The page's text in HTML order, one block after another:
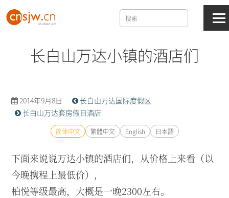
长白山万达小镇的酒店们
2014年9月8日
长白山万达国际度假区
长白山万达套房假日酒店
简体中文 繁體中文 English 日本語
下面来说说万达小镇的酒店们，从价格上来看（以
今晚携程上最低价），
柏悦等级最高，大概是一晚2300左右。